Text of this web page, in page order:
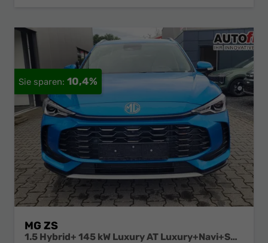
10,4%
MG ZS
1.5 Hybrid+ 145 kW Luxury AT Luxury+Navi+SHZ+Kamera+ACA+18